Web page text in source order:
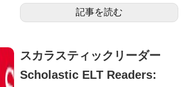
記事を読む
スカラスティックリーダー
Scholastic ELT Readers: